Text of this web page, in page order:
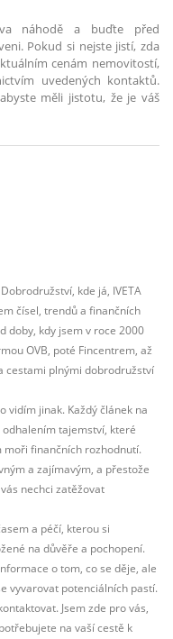
náhodě a buďte před
Pokud si nejste jistí, zda
cenám nemovitostí,
uvedených kontaktů.
měli jistotu, že je váš
kde já, IVETA
čísel, trendů a finančních
doby, kdy jsem v roce 2000
OVB, poté Fincentrem, až
cestami plnými dobrodružství
vidím jinak. Každý článek na
tajemství, které
moři finančních rozhodnutí.
a zajímavým, a přestože
nechci zatěžovat
a péčí, kterou si
na důvěře a pochopení.
o tom, co se děje, ale
vyvarovat potenciálních pastí.
Jsem zde pro vás,
na vaší cestě k